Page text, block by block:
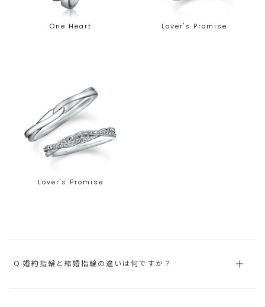
One Heart Lover's Promise
Lover's Promise
Q.婚約指輪と結婚指輪の違いは何ですか？